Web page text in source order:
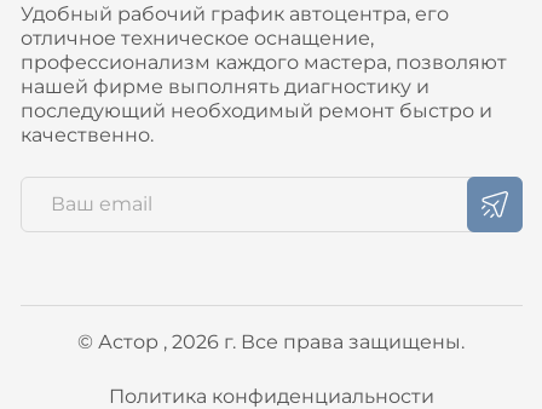
Удобный рабочий график автоцентра, его
отличное техническое оснащение,
профессионализм каждого мастера, позволяют
нашей фирме выполнять диагностику и
последующий необходимый ремонт быстро и
качественно.
© Астор , 2026 г. Все права защищены.
Политика конфиденциальности